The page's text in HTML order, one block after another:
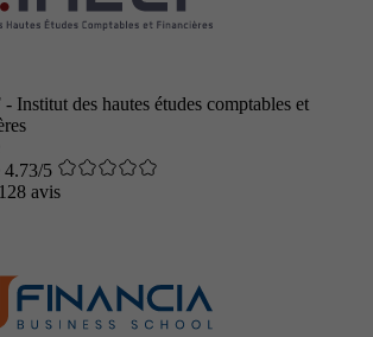
Institut des hautes études comptables et
4.73/5
128 avis